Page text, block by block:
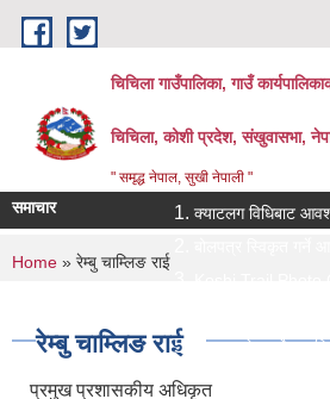
Skip to main content
चिचिला गाउँपालिका, गाउँ
चिचिला, कोशी प्रदेश, संखुवासभा,
" समृद्ध नेपाल, सुखी नेपाली "
समाचार
क्याटलग विधिबाट आवश्यक
प्रस्ताव पेश गर्ने सम्बन्धि
You are here
Home » रेम्बु चाम्लिङ राई
रेम्बु चाम्लिङ राई
प्रमुख प्रशासकीय अधिकृत